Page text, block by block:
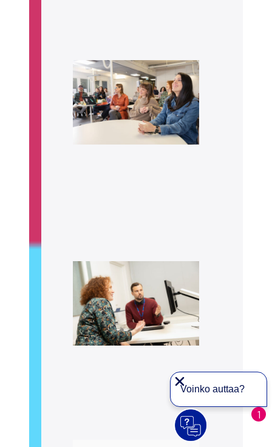
Voinko auttaa?
1